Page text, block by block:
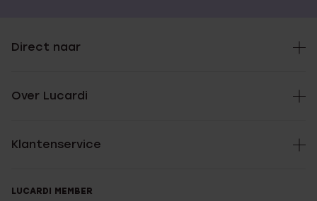
Direct naar
Over Lucardi
Klantenservice
LUCARDI MEMBER